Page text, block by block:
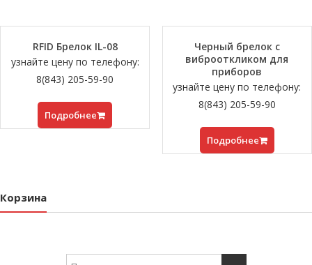
RFID Брелок IL-08
узнайте цену по телефону:
8(843) 205-59-90
Подробнее
Черный брелок с
виброоткликом для
приборов
узнайте цену по телефону:
8(843) 205-59-90
Подробнее
Корзина
Search for: